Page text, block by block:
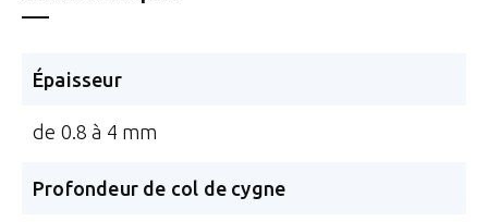
Épaisseur
de 0.8 à 4 mm
Profondeur de col de cygne